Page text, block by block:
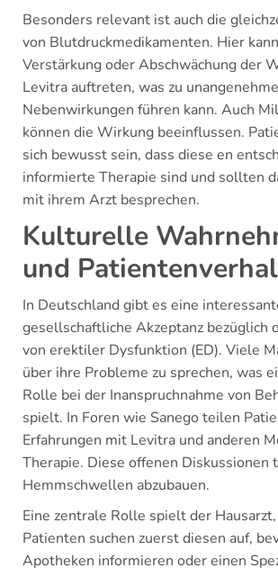
Besonders relevant ist auch die
von Blutdruckmedikamenten. Hier
Verstärkung oder Abschwächung der
Levitra auftreten, was zu
Nebenwirkungen führen kann. Auch
können die Wirkung beeinflussen.
sich bewusst sein, dass diese en
informierte Therapie sind und sollten
mit ihrem Arzt besprechen.
Kulturelle
und
In Deutschland gibt es eine
gesellschaftliche Akzeptanz bezüglich
von erektiler Dysfunktion (ED). Viele
über ihre Probleme zu sprechen, was
Rolle bei der Inanspruchnahme von
spielt. In Foren wie Sanego teilen
Erfahrungen mit Levitra und anderen
Therapie. Diese offenen Diskussionen
Hemmschwellen abzubauen.
Eine zentrale Rolle spielt der
Patienten suchen zuerst diesen auf,
Apotheken informieren oder einen